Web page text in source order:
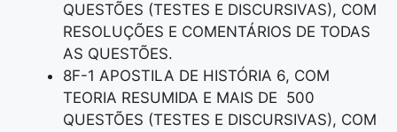
QUESTÕES (TESTES E DISCURSIVAS), COM
RESOLUÇÕES E COMENTÁRIOS DE TODAS
AS QUESTÕES.
8F-1 APOSTILA DE HISTÓRIA 6, COM
TEORIA RESUMIDA E MAIS DE 500
QUESTÕES (TESTES E DISCURSIVAS), COM